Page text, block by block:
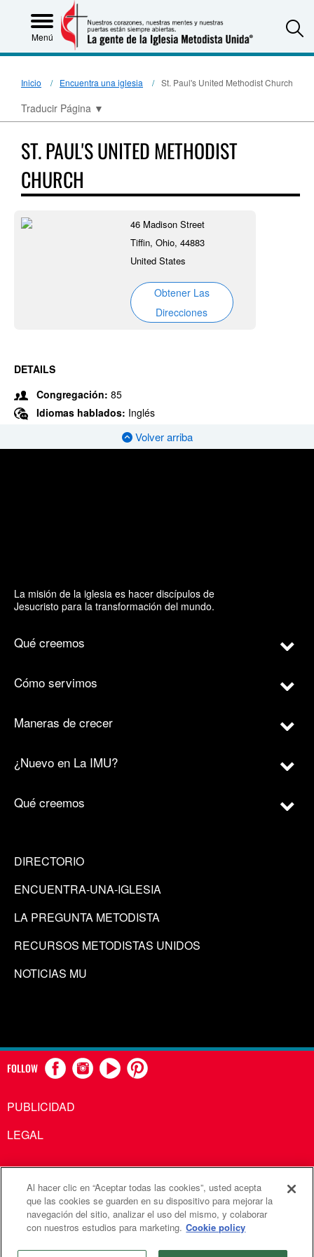
Menú
Inicio Encuentra una iglesia St. Paul's United Methodist Church
Traducir Página ▼
ST. PAUL'S UNITED METHODIST
CHURCH
46 Madison Street
Tiffin, Ohio, 44883
United States
Obtener Las
Direcciones
DETAILS
Congregación: 85
Idiomas hablados: Inglés
Volver arriba
La misión de la iglesia es hacer discípulos de
Jesucristo para la transformación del mundo.
Qué creemos
Cómo servimos
Maneras de crecer
¿Nuevo en La IMU?
Qué creemos
DIRECTORIO
ENCUENTRA-UNA-IGLESIA
LA PREGUNTA METODISTA
RECURSOS METODISTAS UNIDOS
NOTICIAS MU
FOLLOW
PUBLICIDAD
LEGAL
Comunicaciones Metodistas Unidas es una agencia de la
Iglesia Metodista Unida
©2026Comunicaciones Metodistas Unidas. Reservados
todos los derechos
Al hacer clic en “Aceptar todas las cookies”, usted acepta
que las cookies se guarden en su dispositivo para mejorar la
navegación del sitio, analizar el uso del mismo, y colaborar
con nuestros estudios para marketing. Cookie policy